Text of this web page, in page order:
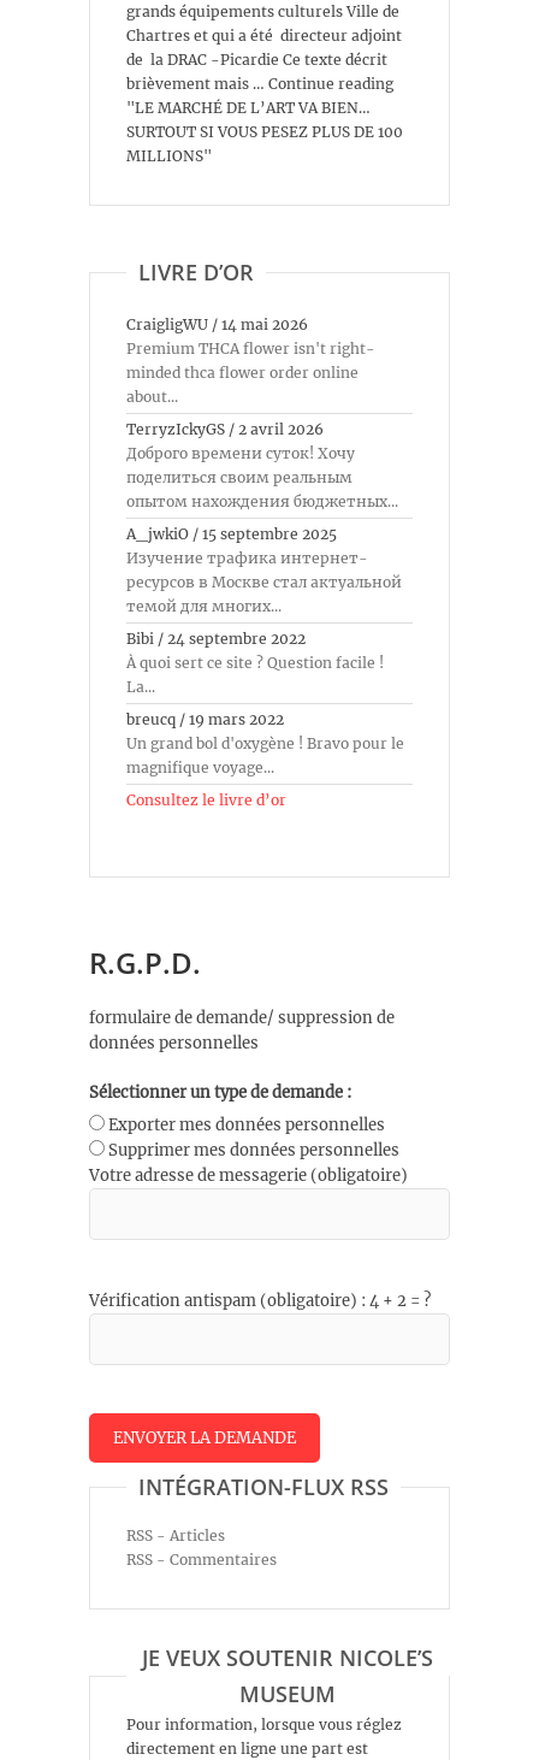
grands équipements culturels Ville de
Chartres et qui a été directeur adjoint
de la DRAC -Picardie Ce texte décrit
brièvement mais … Continue reading
"LE MARCHÉ DE L’ART VA BIEN…
SURTOUT SI VOUS PESEZ PLUS DE 100
MILLIONS"
LIVRE D’OR
CraigligWU / 14 mai 2026
Premium THCA flower isn't right-
minded thca flower order online
about...
TerryzIckyGS / 2 avril 2026
Доброго времени суток! Хочу
поделиться своим реальным
опытом нахождения бюджетных...
A_jwkiO / 15 septembre 2025
Изучение трафика интернет-
ресурсов в Москве стал актуальной
темой для многих...
Bibi / 24 septembre 2022
À quoi sert ce site ? Question facile !
La...
breucq / 19 mars 2022
Un grand bol d'oxygène ! Bravo pour le
magnifique voyage...
Consultez le livre d’or
R.G.P.D.
formulaire de demande/ suppression de
données personnelles
Sélectionner un type de demande :
Exporter mes données personnelles
Supprimer mes données personnelles
Votre adresse de messagerie (obligatoire)
Vérification antispam (obligatoire) : 4 + 2 = ?
INTÉGRATION-FLUX RSS
RSS - Articles
RSS - Commentaires
JE VEUX SOUTENIR NICOLE’S
MUSEUM
Pour information, lorsque vous réglez
directement en ligne une part est